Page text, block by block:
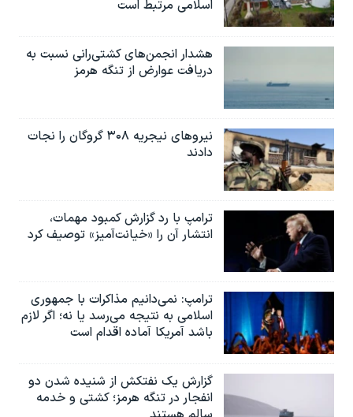
اسلامی مرتبط است
هشدار انجمن‌های کشتی‌رانی نسبت به
دریافت عوارض از تنگه هرمز
نیروهای نیجریه‌ ۳۰۸ گروگان را نجات
دادند
ترامپ با رد گزارش کمبود مهمات،
انتشار آن را «خیانت‌آمیز» توصیف کرد
ترامپ: نمی‌دانیم مذاکرات با جمهوری
اسلامی به نتیجه می‌رسد یا نه؛ اگر لازم
باشد آمریکا آماده اقدام است
گزارش یک نفتکش از شنیده شدن دو
انفجار در تنگه هرمز؛ کشتی و خدمه